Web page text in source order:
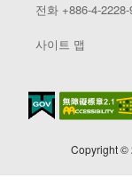
전화 +886-4-2228-
사이트 맵
Copyright ©